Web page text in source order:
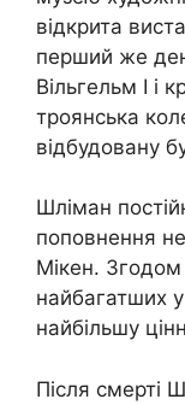
відкрита
перший же
Вільгельм I і
троянська
відбудовану
Шліман
поповнення не
Мікен. Згодом
найбагатших
найбільшу
Після смерті